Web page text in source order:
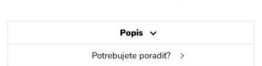
Popis
Potrebujete poradiť?